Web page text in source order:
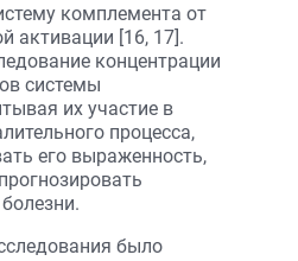
комплемента от
активации [16, 17].
концентрации
системы
их участие в
процесса,
его выраженность,
было